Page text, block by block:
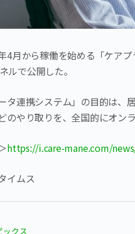
月から稼働を始める「ケアプ
ルで公開した。
タ連携システム」の目的は
のやり取りを、全国的にオン
https://i.care-mane.com/
イムス
ックス